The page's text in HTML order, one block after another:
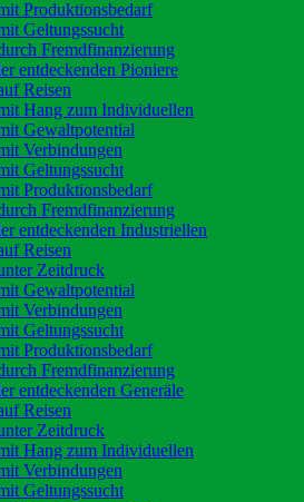
Produktionsbedarf
Geltungssucht
Fremdfinanzierung
entdeckenden Pioniere
Reisen
Hang zum Individuellen
Gewaltpotential
Verbindungen
Geltungssucht
Produktionsbedarf
Fremdfinanzierung
entdeckenden Industriellen
Reisen
Zeitdruck
Gewaltpotential
Verbindungen
Geltungssucht
Produktionsbedarf
Fremdfinanzierung
entdeckenden Generäle
Reisen
Zeitdruck
Hang zum Individuellen
Verbindungen
Geltungssucht